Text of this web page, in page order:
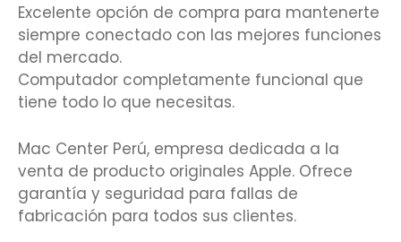
Excelente opción de compra para mantenerte
siempre conectado con las mejores funciones
del mercado.
Computador completamente funcional que
tiene todo lo que necesitas.
Mac Center Perú, empresa dedicada a la
venta de producto originales Apple. Ofrece
garantía y seguridad para fallas de
fabricación para todos sus clientes.